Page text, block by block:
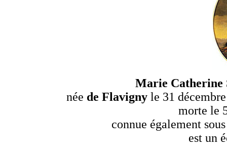
Marie Catherine
née de Flavigny le 31
morte le
connue également
est un